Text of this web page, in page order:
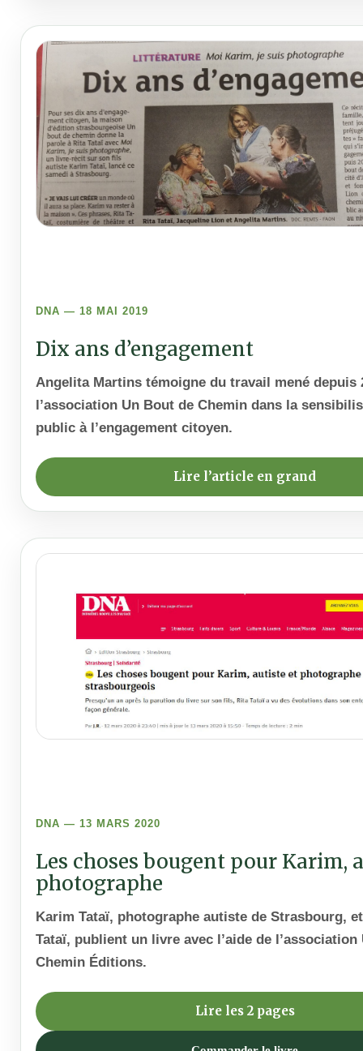
DNA — 18 MAI 2019
Dix ans d’engagement
Angelita Martins témoigne du travail mené depuis
l’association Un Bout de Chemin dans la
public à l’engagement citoyen.
Lire l’article en grand
DNA — 13 MARS 2020
Les choses bougent pour Karim,
photographe
Karim Tataï, photographe autiste de Strasbourg,
Tataï, publient un livre avec l’aide de l’association
Chemin Éditions.
Lire les 2 pages